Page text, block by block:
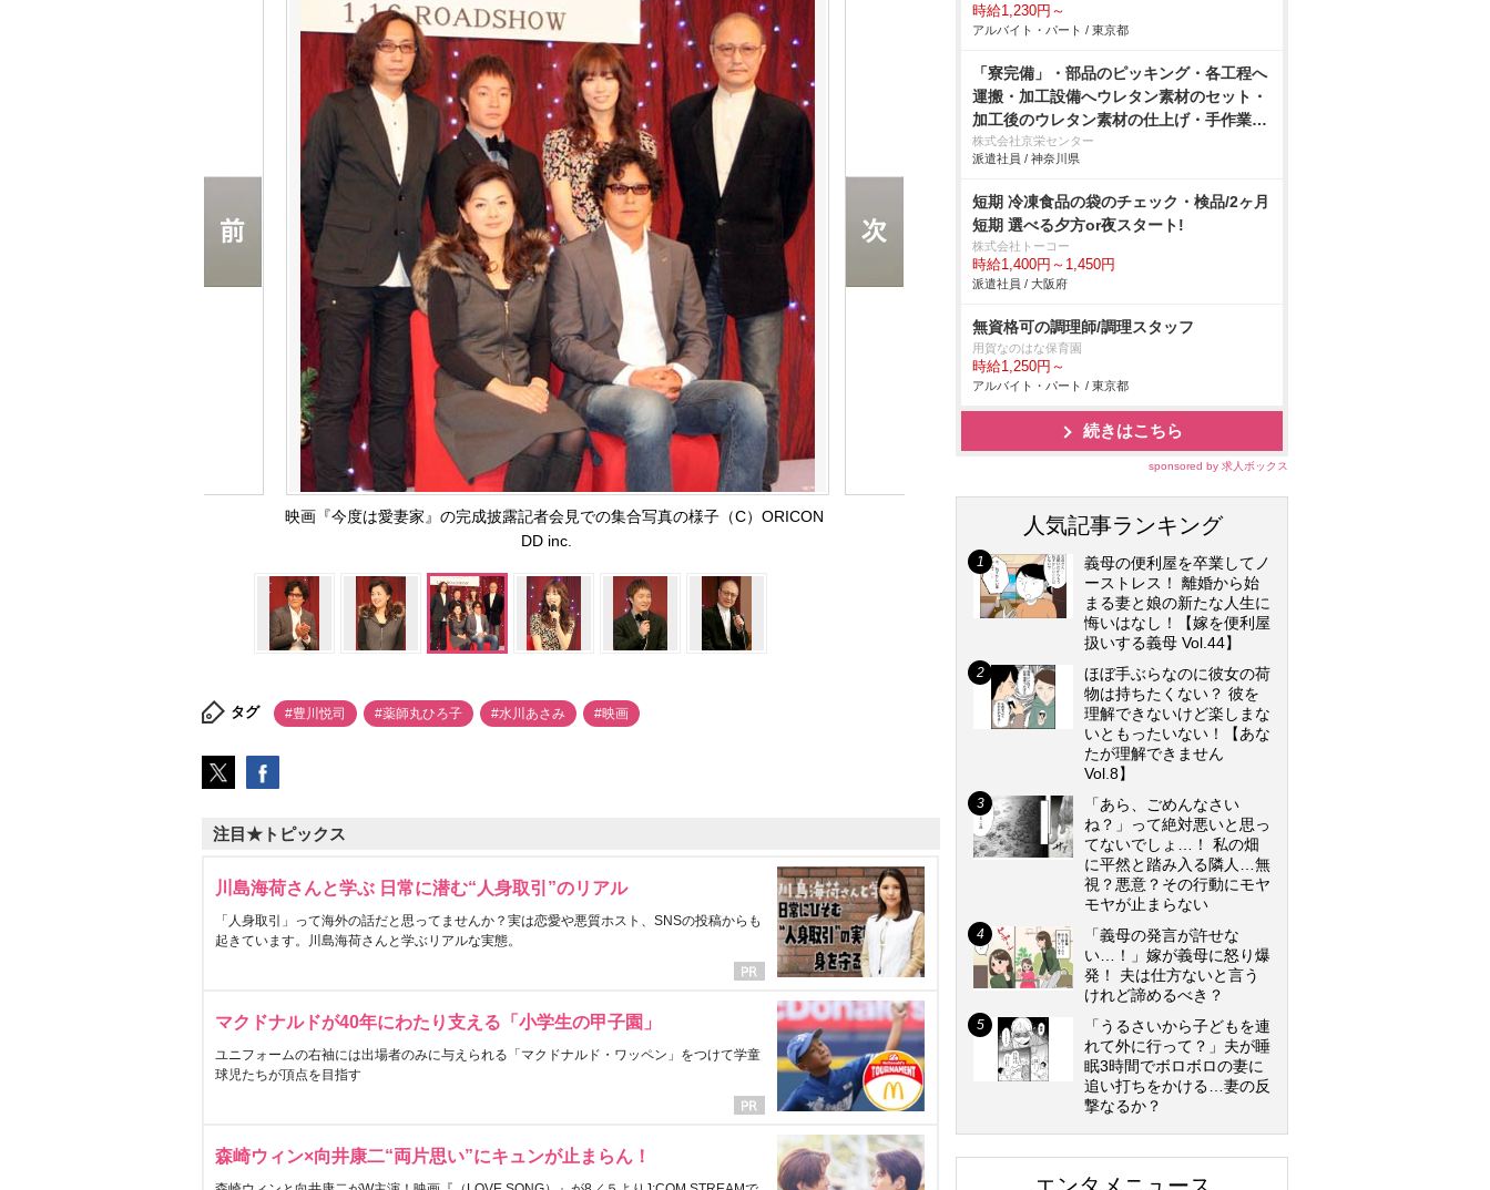
映画『今度は愛妻家』の完成披露記者会見での集合写真の様子（C）ORICON
DD inc.
タグ #豊川悦司 #薬師丸ひろ子 #水川あさみ #映画
注目★トピックス
川島海荷さんと学ぶ 日常に潜む“人身取引”のリアル
「人身取引」って海外の話だと思ってませんか？実は恋愛や悪質ホスト、SNSの投稿からも
起きています。川島海荷さんと学ぶリアルな実態。
マクドナルドが40年にわたり支える「小学生の甲子園」
ユニフォームの右袖には出場者のみに与えられる「マクドナルド・ワッペン」をつけて学童
球児たちが頂点を目指す
森崎ウィン×向井康二“両片思い”にキュンが止まらん！
時給1,230円～
アルバイト・パート / 東京都
「寮完備」・部品のピッキング・各工程へ
運搬・加工設備へウレタン素材のセット・
加工後のウレタン素材の仕上げ・手作業
エアドライバーを使用しての車用シートの
組付け・製品の検査作業/即入寮/製造・工
株式会社京栄センター
派遣社員 / 神奈川県
短期 冷凍食品の袋のチェック・検品/2ヶ月
短期 選べる夕方or夜スタート!
株式会社トーコー
時給1,400円～1,450円
派遣社員 / 大阪府
無資格可の調理師/調理スタッフ
用賀なのはな保育園
時給1,250円～
アルバイト・パート / 東京都
続きはこちら
sponsored by 求人ボックス
人気記事ランキング
義母の便利屋を卒業してノ
ーストレス！ 離婚から始
まる妻と娘の新たな人生に
悔いはなし！【嫁を便利屋
扱いする義母 Vol.44】
ほぼ手ぶらなのに彼女の荷
物は持ちたくない？ 彼を
理解できないけど楽しまな
いともったいない！【あな
たが理解できません
Vol.8】
「あら、ごめんなさい
ね？」って絶対悪いと思っ
てないでしょ…！ 私の畑
に平然と踏み入る隣人…無
視？悪意？その行動にモヤ
モヤが止まらない
「義母の発言が許せな
い…！」嫁が義母に怒り爆
発！ 夫は仕方ないと言う
けれど諦めるべき？
「うるさいから子どもを連
れて外に行って？」夫が睡
眠3時間でボロボロの妻に
追い打ちをかける…妻の反
撃なるか？